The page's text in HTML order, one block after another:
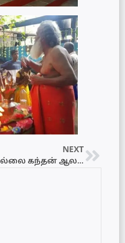
NEXT
நல்லை கந்தன் ஆலயத்தில் திருவாதிரை உற்சவம்